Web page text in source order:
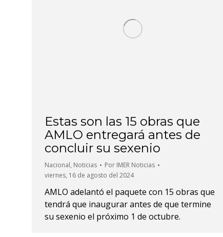
Estas son las 15 obras que
AMLO entregará antes de
concluir su sexenio
Nacional, Noticias Por IMER Noticias
viernes, 16 de agosto del 2024
AMLO adelantó el paquete con 15 obras que
tendrá que inaugurar antes de que termine
su sexenio el próximo 1 de octubre.